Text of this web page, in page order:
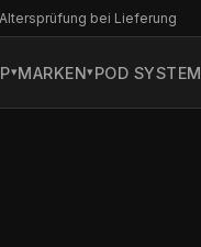
bei Lieferung
MARKEN POD SYSTEM